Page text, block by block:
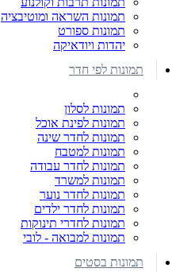
תמונות השראה ומוטיבציה
תמונות ספורט
יהדות ויודאיקה
תמונות לפי חדר
תמונות לסלון
תמונות לפינת אוכל
תמונות לחדר שינה
תמונות למטבח
תמונות לחדר עבודה
תמונות למשרד
תמונות לחדר נוער
תמונות לחדר ילדים
תמונות לחדרי תינוקות
תמונות למבואה - לובי
תמונות בסטים